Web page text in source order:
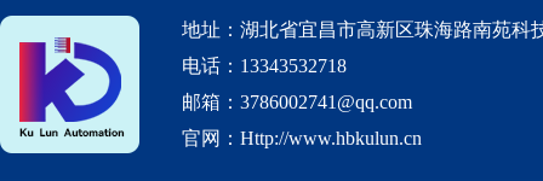
地址：湖北省宜昌市高新区珠海路南苑科
电话：13343532718
邮箱：3786002741@qq.com
官网：Http://www.hbkulun.cn